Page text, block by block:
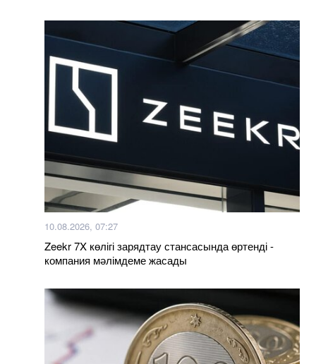
10.08.2026, 07:27
Zeekr 7X көлігі зарядтау стансасында өртенді -
компания мәлімдеме жасады